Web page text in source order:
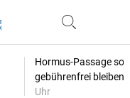
Hormus-Passage
gebührenfrei bleiben
Uhr